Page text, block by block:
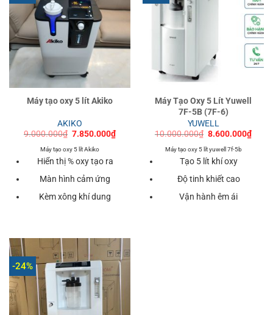
Máy tạo oxy 5 lít Akiko
AKIKO
9.000.000₫ Giá
là:
9.000.000₫.
7.850.000₫Giá
hiện
7.850.000₫.
Máy tạo oxy 5 lít Akiko
Hiển thị % oxy tạo ra
Màn hình cảm ứng
Kèm xông khí dung
Máy Tạo Oxy 5 Lít Yuwell
7F-5B (7F-6)
YUWELL
10.000.000₫ Giá
là:
10.000.000₫.
8.600.000₫Giá
hiện
Máy tạo oxy 5 lít yuwell 7f-5b
Tạo 5 lít khí oxy
Độ tinh khiết cao
Vận hành êm ái
-24%